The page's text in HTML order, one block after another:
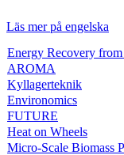
Läs mer på engelska
Energy Recovery
AROMA
Kyllagerteknik
Environomics
FUTURE
Heat on Wheels
Micro-Scale Biomass